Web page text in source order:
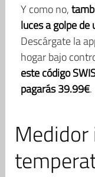
Y como no,
luces a golpe
Descárgate la
hogar bajo
este código
pagarás 39.99€.